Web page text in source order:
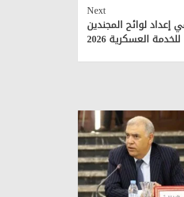
Next
إعداد لوائح المجندين
للخدمة العسكرية 2026